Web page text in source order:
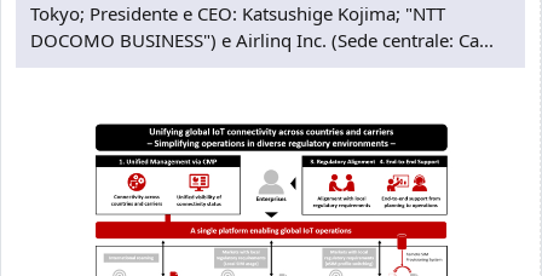
Tokyo; Presidente e CEO: Katsushige Kojima; "NTT
DOCOMO BUSINESS") e Airlinq Inc. (Sede centrale: Ca...